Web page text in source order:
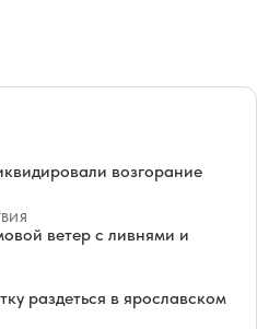
возгорание
ветер с ливнями и
раздеться в ярославском